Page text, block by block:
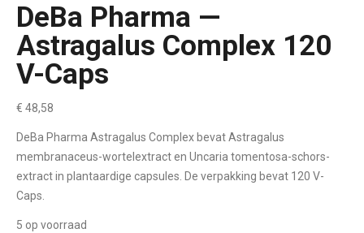
DeBa Pharma —
Astragalus Complex 120
V-Caps
€ 48,58
DeBa Pharma Astragalus Complex bevat Astragalus
membranaceus-wortelextract en Uncaria tomentosa-schors-
extract in plantaardige capsules. De verpakking bevat 120 V-
Caps.
5 op voorraad